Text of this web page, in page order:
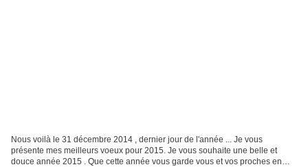
Nous voilà le 31 décembre 2014 , dernier jour de l'année ... Je vous
présente mes meilleurs voeux pour 2015. Je vous souhaite une belle et
douce année 2015 . Que cette année vous garde vous et vos proches en